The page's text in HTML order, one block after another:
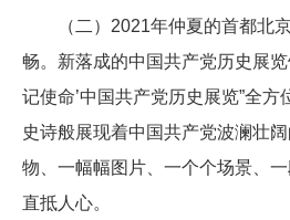
（二）2021年仲夏的首都北京
畅。新落成的中国共产党历史展览
记使命’中国共产党历史展览”全方
史诗般展现着中国共产党波澜壮
物、一幅幅图片、一个个场景、一
直抵人心。